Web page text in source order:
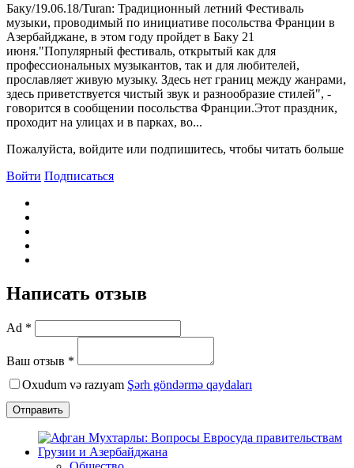
Баку/19.06.18/Turan: Традиционный летний Фестиваль
музыки, проводимый по инициативе посольства Франции в
Азербайджане, в этом году пройдет в Баку 21
июня."Популярный фестиваль, открытый как для
профессиональных музыкантов, так и для любителей,
прославляет живую музыку. Здесь нет границ между жанрами,
здесь приветствуется чистый звук и разнообразие стилей", -
говорится в сообщении посольства Франции.Этот праздник,
проходит на улицах и в парках, во...
Пожалуйста, войдите или подпишитесь, чтобы читать больше
Войти Подписаться
Написать отзыв
Ad *
Ваш отзыв *
Oxudum və razıyam Şərh göndərmə qaydaları
Отправить